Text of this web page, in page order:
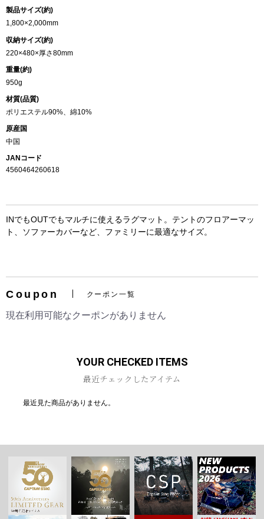
製品サイズ(約)
1,800×2,000mm
収納サイズ(約)
220×480×厚さ80mm
重量(約)
950g
材質(品質)
ポリエステル90%、綿10%
原産国
中国
JANコード
4560464260618
INでもOUTでもマルチに使えるラグマット。テントのフロアーマッ
ト、ソファーカバーなど、ファミリーに最適なサイズ。
Coupon クーポン一覧
現在利用可能なクーポンがありません
YOUR CHECKED ITEMS
最近チェックしたアイテム
最近見た商品がありません。